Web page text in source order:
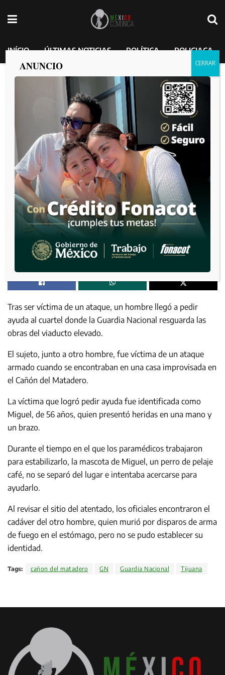
INÍCIO ÚLTIMAS NOTICIAS POLÍTICA POLICIACA
Ataque en Cañón del Matadero deja un
muerto y un herido que pide ayuda a la
GN
MEXICO COMUNICA 2025-01-28
Tras ser víctima de un ataque, un hombre llegó a pedir
ayuda al cuartel donde la Guardia Nacional resguarda las
obras del viaducto elevado.
El sujeto, junto a otro hombre, fue víctima de un ataque
armado cuando se encontraban en una casa improvisada en
el Cañón del Matadero.
La víctima que logró pedir ayuda fue identificada como
Miguel, de 56 años, quien presentó heridas en una mano y
un brazo.
Durante el tiempo en el que los paramédicos trabajaron
para estabilizarlo, la mascota de Miguel, un perro de pelaje
café, no se separó del lugar e intentaba acercarse para
ayudarlo.
Al revisar el sitio del atentado, los oficiales encontraron el
cadáver del otro hombre, quien murió por disparos de arma
de fuego en el estómago, pero no se pudo establecer su
identidad.
Tags: cañon del matadero GN Guardia Nacional Tijuana
ANUNCIO